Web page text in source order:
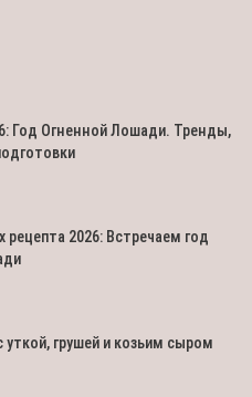
Год Огненной Лошади. Тренды,
рецепта 2026: Встречаем год
уткой, грушей и козьим сыром